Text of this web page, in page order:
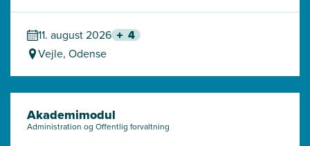
11. august 2026
4
Vejle, Odense
Akademimodul
Administration og Offentlig forvaltning